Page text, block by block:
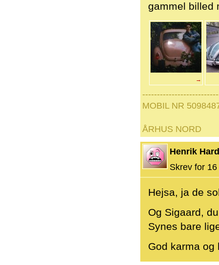
gammel billed
→
MOBIL NR
ÅRHUS NORD
Henrik
Skrev for
Hejsa, ja de
Og Sigaard,
Synes bare
God karma og